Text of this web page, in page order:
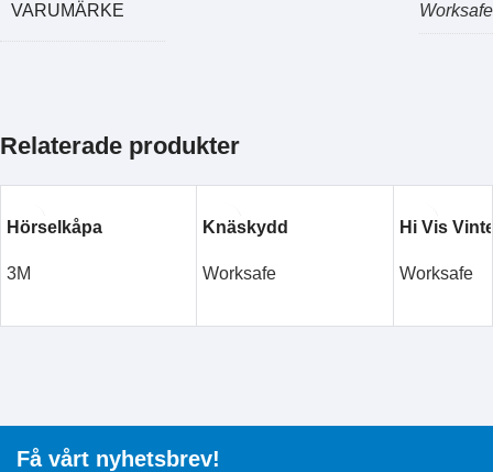
VARUMÄRKE Worksafe
Relaterade produkter
Hörselkåpa
3M
Knäskydd
Worksafe
Hi Vis
Worksafe
Få vårt nyhetsbrev!